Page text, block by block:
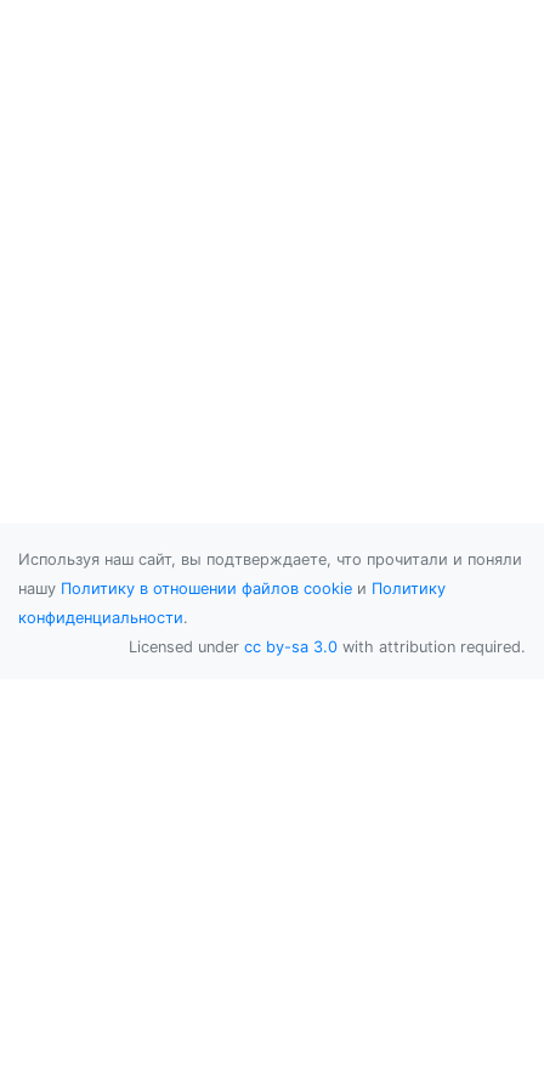
Используя наш сайт, вы подтверждаете, что прочитали и поняли
нашу Политику в отношении файлов cookie и Политику
конфиденциальности.
Licensed under cc by-sa 3.0 with attribution required.